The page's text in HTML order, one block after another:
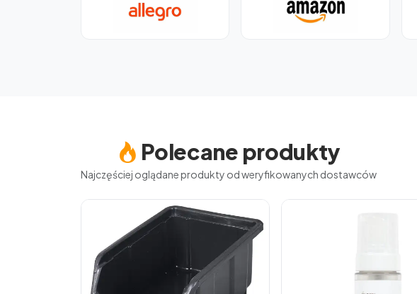
Polecane produkty
Najczęściej oglądane produkty od weryfikowanych dostawców